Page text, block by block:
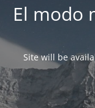
El modo
Site will be